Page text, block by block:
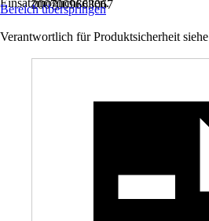
2007009663067
Einsatzmöglichkeiten.
Bereich überspringen
Verantwortlich für Produktsicherheit siehe